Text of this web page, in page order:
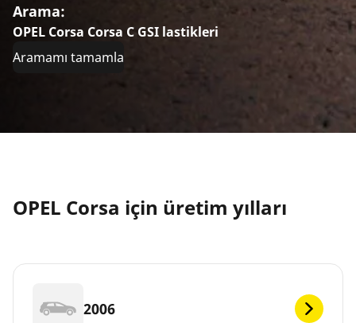
Arama:
OPEL Corsa Corsa C GSI lastikleri
Aramamı tamamla
OPEL Corsa için üretim yılları
2006